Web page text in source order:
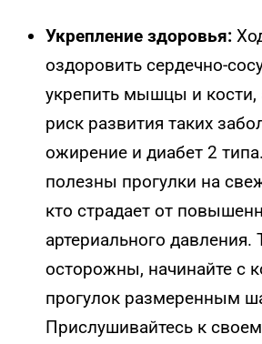
Укрепление здоровья:
оздоровить сердечно-
укрепить мышцы и кости,
риск развития таких
ожирение и диабет 2
полезны прогулки на
кто страдает от
артериального давления.
осторожны, начинайте с
прогулок размеренным
Прислушивайтесь к